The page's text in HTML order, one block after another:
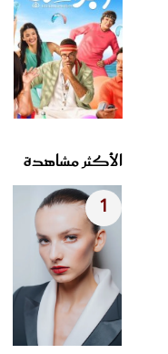
الأكثر مشاهدة
1